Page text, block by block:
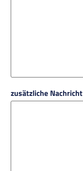
zusätzliche Nachricht